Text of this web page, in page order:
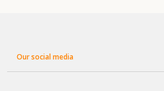
Our social media